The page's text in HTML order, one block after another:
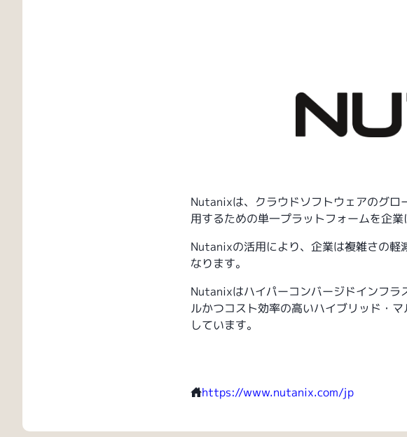
Nutanixは、クラウドソフトウェアのグロ
用するための単一プラットフォームを企業
Nutanixの活用により、企業は複雑さの軽
なります。
Nutanixはハイパーコンバージドインフラ
ルかつコスト効率の高いハイブリッド・
しています。
https://www.nutanix.com/jp